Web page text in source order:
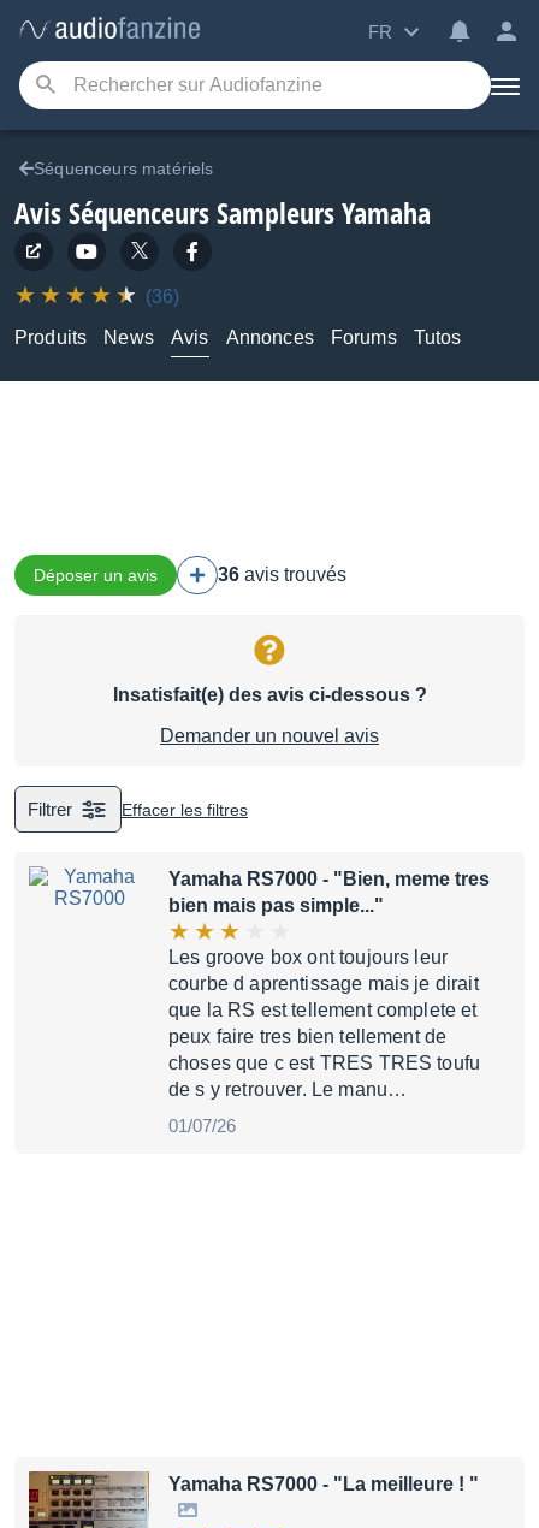
FR
Séquenceurs matériels
Avis Séquenceurs Sampleurs Yamaha
(36)
Produits
News Avis Annonces Forums Tutos
Déposer un avis 36 avis trouvés
Insatisfait(e) des avis ci-dessous ?
Demander un nouvel avis
Filtrer Effacer les filtres
Yamaha RS7000 - "Bien, meme tres
bien mais pas simple..."
Les groove box ont toujours leur
courbe d aprentissage mais je dirait
que la RS est tellement complete et
peux faire tres bien tellement de
choses que c est TRES TRES toufu
de s y retrouver. Le manu…
01/07/26
Yamaha RS7000 - "La meilleure ! "